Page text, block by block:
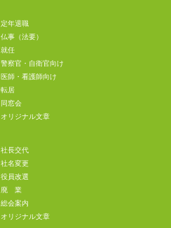
定年退職
仏事（法要）
就任
警察官・自衛官向け
医師・看護師向け
転居
同窓会
オリジナル文章
社長交代
社名変更
役員改選
廃 業
総会案内
オリジナル文章